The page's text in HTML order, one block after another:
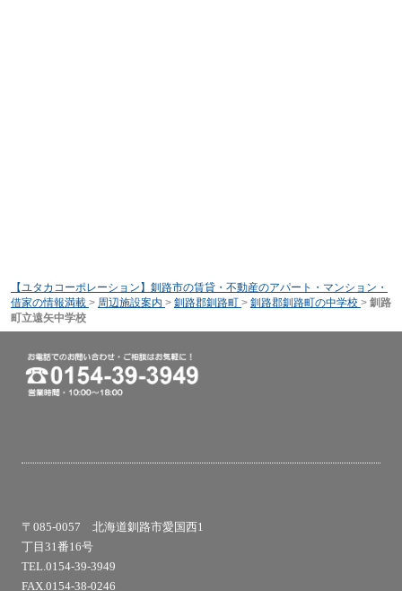
【ユタカコーポレーション】釧路市の賃貸・不動産のアパート・マンション・
借家の情報満載 > 周辺施設案内 > 釧路郡釧路町 > 釧路郡釧路町の中学校 > 釧路
町立遠矢中学校
〒085-0057 北海道釧路市愛国西1
丁目31番16号
TEL.0154-39-3949
FAX.0154-38-0246